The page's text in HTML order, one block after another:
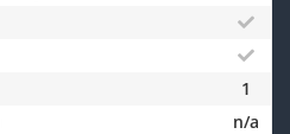
1
n/a